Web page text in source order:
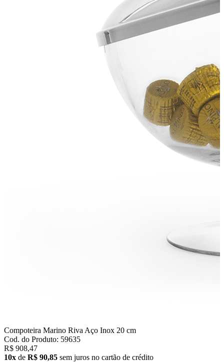
Compoteira Marino Riva Aço Inox 20 cm
Cod. do Produto: 59635
R$ 908,47
10x de R$ 90,85 sem juros no cartão de crédito